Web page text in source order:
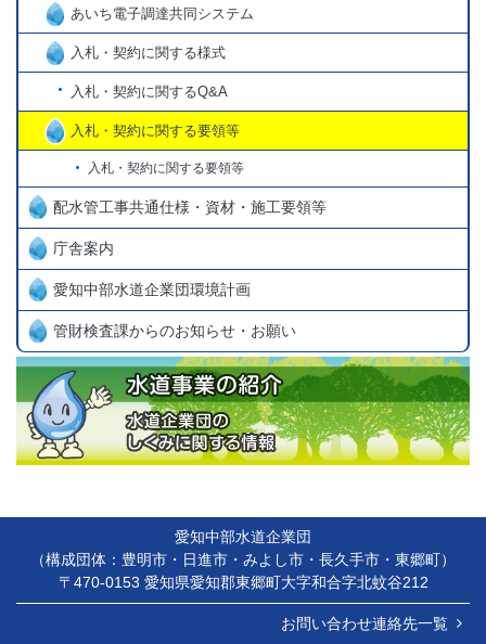
あいち電子調達共同システム
入札・契約に関する様式
入札・契約に関するQ&A
入札・契約に関する要領等
入札・契約に関する要領等
配水管工事共通仕様・資材・施工要領等
庁舎案内
愛知中部水道企業団環境計画
管財検査課からのお知らせ・お願い
愛知中部水道企業団
（構成団体：豊明市・日進市・みよし市・長久手市・東郷町）
〒470-0153 愛知県愛知郡東郷町大字和合字北蚊谷212
お問い合わせ連絡先一覧